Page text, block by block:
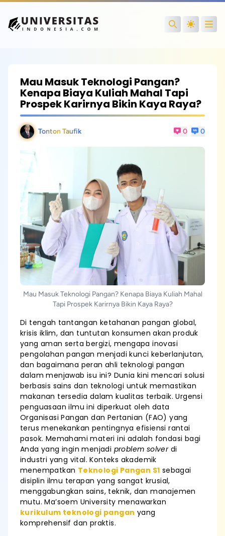
Search
Mau Masuk Teknologi Pangan?
Kenapa Biaya Kuliah Mahal Tapi
Prospek Karirnya Bikin Kaya Raya?
Tonton Taufik 0 0
Mau Masuk Teknologi Pangan? Kenapa Biaya Kuliah Mahal
Tapi Prospek Karirnya Bikin Kaya Raya?
Di tengah tantangan ketahanan pangan global,
krisis iklim, dan tuntutan konsumen akan produk
yang aman serta bergizi, mengapa inovasi
pengolahan pangan menjadi kunci keberlanjutan,
dan bagaimana peran ahli teknologi pangan
dalam menjawab isu ini? Dunia kini mencari solusi
berbasis sains dan teknologi untuk memastikan
makanan tersedia dalam kualitas terbaik. Urgensi
penguasaan ilmu ini diperkuat oleh data
Organisasi Pangan dan Pertanian (FAO) yang
terus menekankan pentingnya efisiensi rantai
pasok. Memahami materi ini adalah fondasi bagi
Anda yang ingin menjadi problem solverdi
industri yang vital. Konteks akademik
menempatkan Teknologi Pangan S1 sebagai
disiplin ilmu terapan yang sangat krusial,
menggabungkan sains, teknik, dan manajemen
mutu. Ma’soem University menawarkan
kurikulum teknologi pangan yang
komprehensif dan praktis.